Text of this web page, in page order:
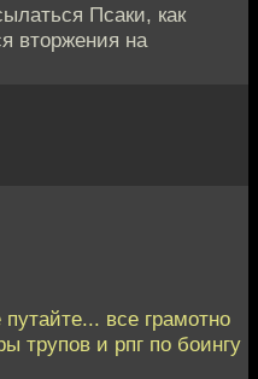
Псаки, как
вторжения на
все грамотно
трупов и рпг по боингу